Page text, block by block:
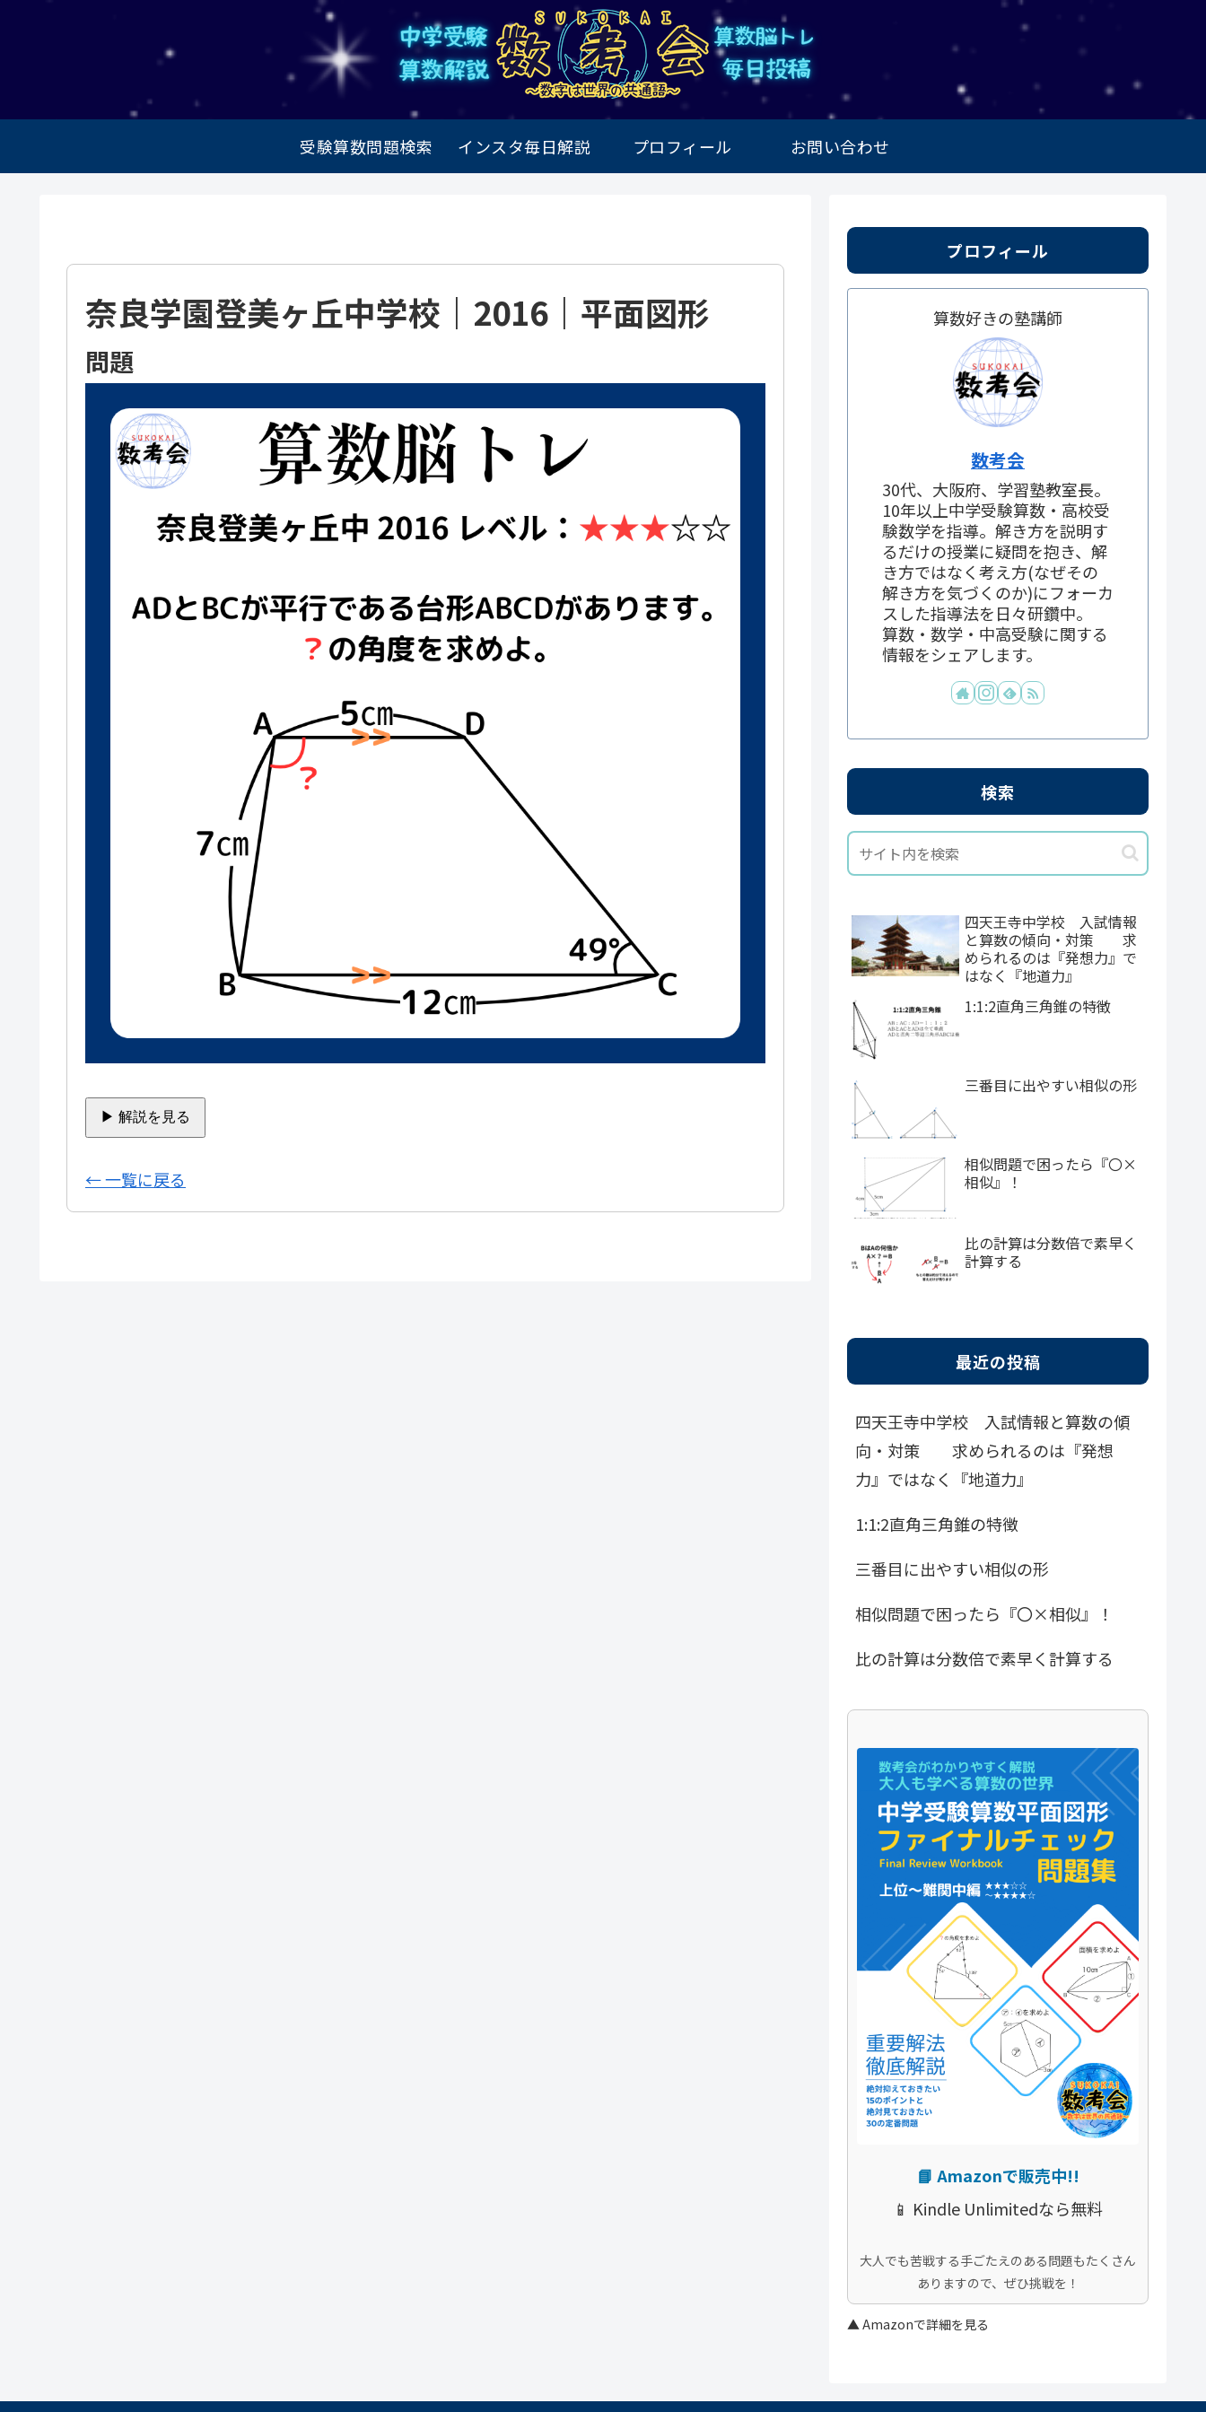
受験算数問題検索 インスタ毎日解説 プロフィール お問い合わせ
奈良学園登美ヶ丘中学校｜2016｜平面図形
問題
▶ 解説を見る
← 一覧に戻る
プロフィール
算数好きの塾講師
数考会
30代、大阪府、学習塾教室長。
10年以上中学受験算数・高校受
験数学を指導。解き方を説明す
るだけの授業に疑問を抱き、解
き方ではなく考え方(なぜその
解き方を気づくのか)にフォーカ
スした指導法を日々研鑽中。
算数・数学・中高受験に関する
情報をシェアします。
検索
四天王寺中学校 入試情報
と算数の傾向・対策 求
められるのは『発想力』で
はなく『地道力』
1:1:2直角三角錐の特徴
三番目に出やすい相似の形
相似問題で困ったら『〇×
相似』！
比の計算は分数倍で素早く
計算する
最近の投稿
四天王寺中学校 入試情報と算数の傾
向・対策 求められるのは『発想
力』ではなく『地道力』
1:1:2直角三角錐の特徴
三番目に出やすい相似の形
相似問題で困ったら『〇×相似』！
比の計算は分数倍で素早く計算する
📘 Amazonで販売中!!
📱 Kindle Unlimitedなら無料
大人でも苦戦する手ごたえのある問題もたくさん
ありますので、ぜひ挑戦を！
▲ Amazonで詳細を見る